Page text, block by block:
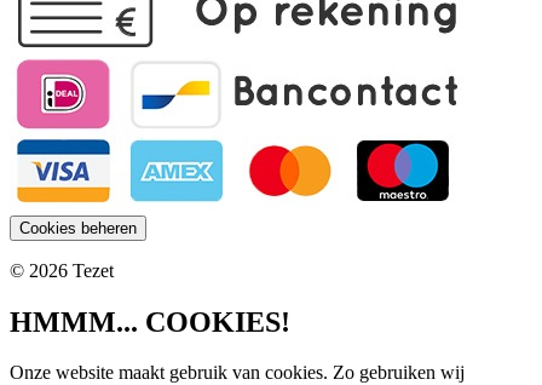
Cookies beheren
© 2026 Tezet
HMMM... COOKIES!
Onze website maakt gebruik van cookies. Zo gebruiken wij